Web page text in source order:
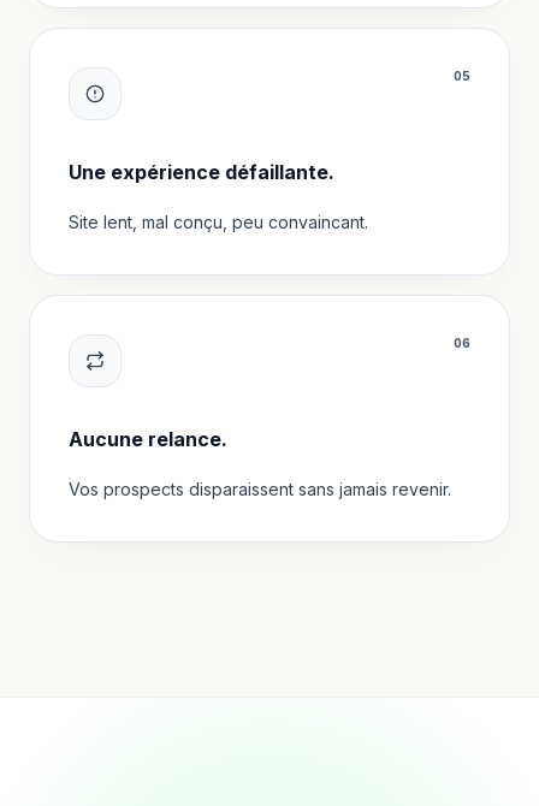
05
Une expérience défaillante.
Site lent, mal conçu, peu convaincant.
06
Aucune relance.
Vos prospects disparaissent sans jamais revenir.